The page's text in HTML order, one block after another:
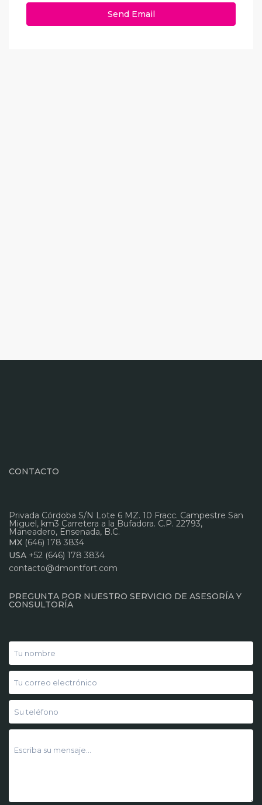
CONTACTO
Privada Córdoba S/N Lote 6 MZ. 10 Fracc. Campestre San
Miguel, km3 Carretera a la Bufadora. C.P. 22793,
Maneadero, Ensenada, B.C.
MX (646) 178 3834
USA +52 (646) 178 3834
contacto@dmontfort.com
PREGUNTA POR NUESTRO SERVICIO DE ASESORÍA Y
CONSULTORÍA